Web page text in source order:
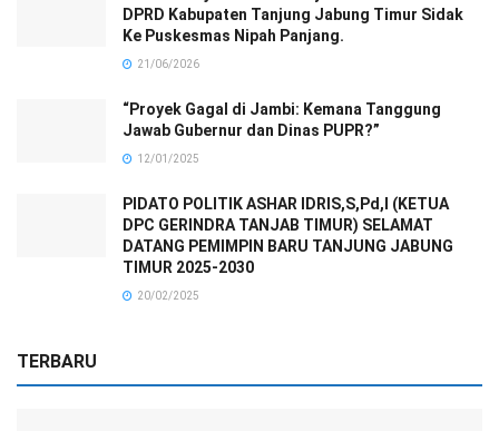
DPRD Kabupaten Tanjung Jabung Timur Sidak
Ke Puskesmas Nipah Panjang.
21/06/2026
“Proyek Gagal di Jambi: Kemana Tanggung
Jawab Gubernur dan Dinas PUPR?”
12/01/2025
PIDATO POLITIK ASHAR IDRIS,S,Pd,I (KETUA
DPC GERINDRA TANJAB TIMUR) SELAMAT
DATANG PEMIMPIN BARU TANJUNG JABUNG
TIMUR 2025-2030
20/02/2025
TERBARU